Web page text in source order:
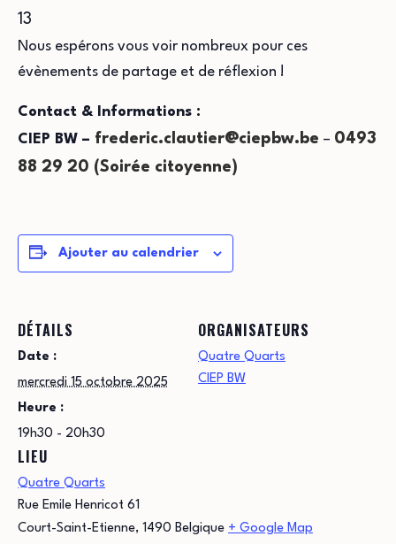
13
Nous espérons vous voir nombreux pour ces
évènements de partage et de réflexion !
Contact & Informations :
CIEP BW – frederic.clautier@ciepbw.be – 0493
88 29 20 (Soirée citoyenne)
Ajouter au calendrier
DÉTAILS
Date :
mercredi 15 octobre 2025
Heure :
19h30 - 20h30
LIEU
Quatre Quarts
Rue Emile Henricot 61
Court-Saint-Etienne, 1490 Belgique + Google Map
ORGANISATEURS
Quatre Quarts
CIEP BW